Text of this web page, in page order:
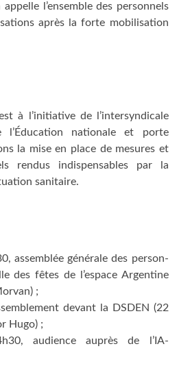
appelle l’ensemble des per­son­nels
après la forte mobi­li­sa­tion
à l’initiative de l’intersyndicale
l’É­du­ca­tion natio­nale et porte
la mise en place de mesures et
ren­dus indis­pen­sables par la
sanitaire.
assem­blée géné­rale des per­son­
des fêtes de l’espace Argen­tine
;
devant la DSDEN (22
Hugo) ;
audience auprès de l’IA-